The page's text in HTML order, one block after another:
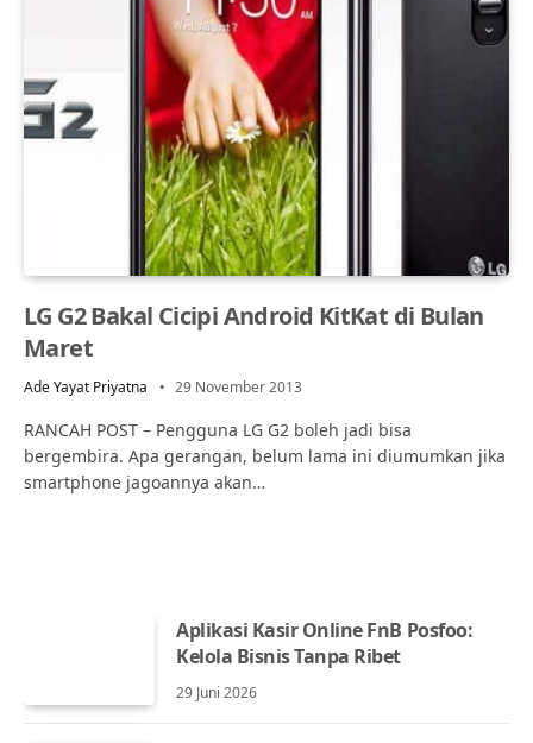
LG G2 Bakal Cicipi Android KitKat di Bulan
Maret
Ade Yayat Priyatna 29 November 2013
RANCAH POST – Pengguna LG G2 boleh jadi bisa
bergembira. Apa gerangan, belum lama ini diumumkan jika
smartphone jagoannya akan…
Aplikasi Kasir Online FnB Posfoo:
Kelola Bisnis Tanpa Ribet
29 Juni 2026